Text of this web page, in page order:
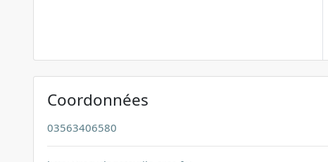
Coordonnées
03563406580